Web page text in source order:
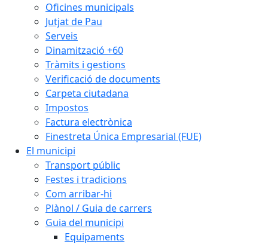
Oficines municipals
Jutjat de Pau
Serveis
Dinamització +60
Tràmits i gestions
Verificació de documents
Carpeta ciutadana
Impostos
Factura electrònica
Finestreta Única Empresarial (FUE)
El municipi
Transport públic
Festes i tradicions
Com arribar-hi
Plànol / Guia de carrers
Guia del municipi
Equipaments